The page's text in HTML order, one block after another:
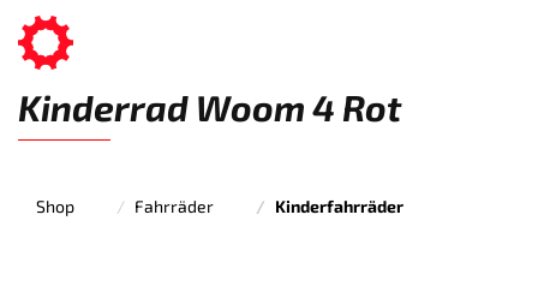
Kinderrad Woom 4 Rot
Shop Fahrräder Kinderfahrräder